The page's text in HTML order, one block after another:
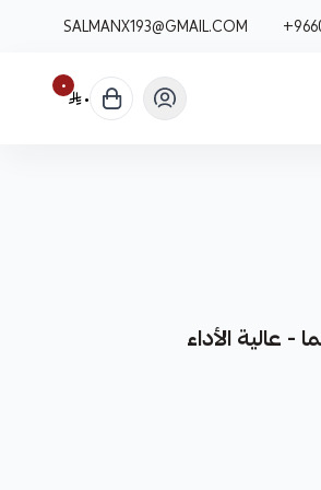
SALMANX193@GMAIL.COM
٠ ٠
عالية الأداء